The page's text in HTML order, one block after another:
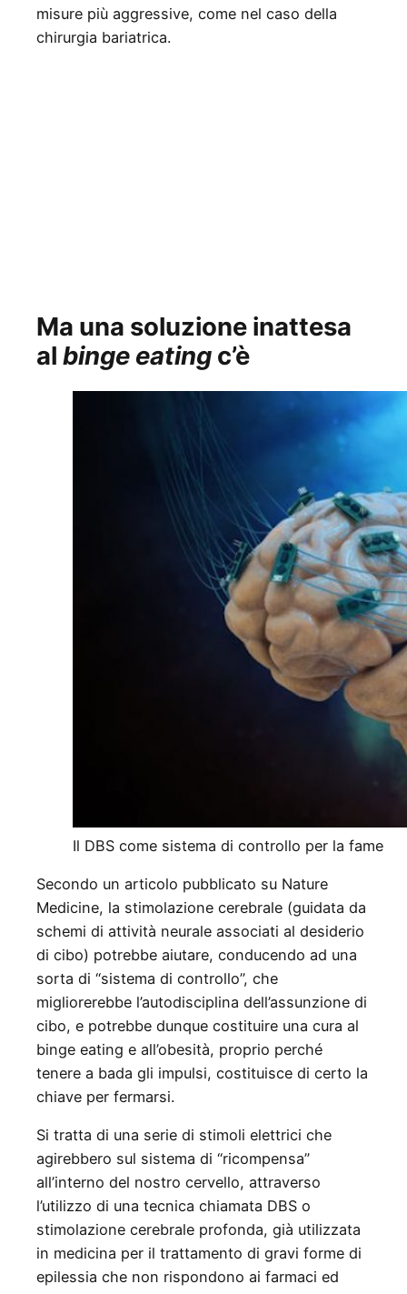
misure più aggressive, come nel caso della
chirurgia bariatrica.
Ma una soluzione inattesa
al binge eating c’è
Il DBS come sistema di controllo per la fame
Secondo un articolo pubblicato su Nature
Medicine, la stimolazione cerebrale (guidata da
schemi di attività neurale associati al desiderio
di cibo) potrebbe aiutare, conducendo ad una
sorta di “sistema di controllo”, che
migliorerebbe l’autodisciplina dell’assunzione di
cibo, e potrebbe dunque costituire una cura al
binge eating e all’obesità, proprio perché
tenere a bada gli impulsi, costituisce di certo la
chiave per fermarsi.
Si tratta di una serie di stimoli elettrici che
agirebbero sul sistema di “ricompensa”
all’interno del nostro cervello, attraverso
l’utilizzo di una tecnica chiamata DBS o
stimolazione cerebrale profonda, già utilizzata
in medicina per il trattamento di gravi forme di
epilessia che non rispondono ai farmaci ed